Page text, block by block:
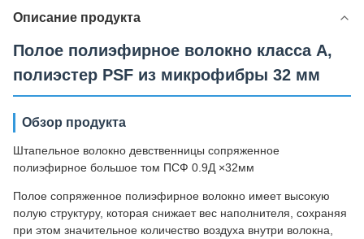
Описание продукта
Полое полиэфирное волокно класса A,
полиэстер PSF из микрофибры 32 мм
Обзор продукта
Штапельное волокно девственницы сопряженное
полиэфирное большое том ПСФ 0.9Д ×32мм
Полое сопряженное полиэфирное волокно имеет высокую
полую структуру, которая снижает вес наполнителя, сохраняя
при этом значительное количество воздуха внутри волокна,